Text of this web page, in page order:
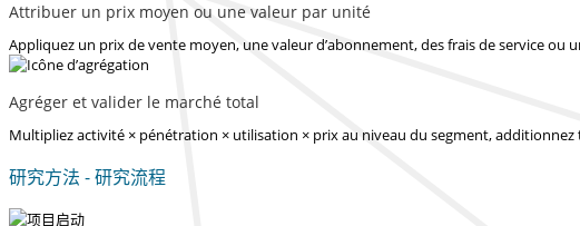
Attribuer un prix moyen ou une valeur par unité
Appliquez un prix de vente moyen, une valeur d’abonnement, des frais de service
Agréger et valider le marché total
Multipliez activité × pénétration × utilisation × prix au niveau du segment, additionnez
研究方法 - 研究流程